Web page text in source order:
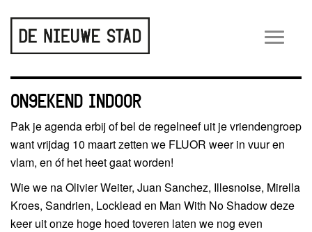
ON9EKEND INDOOR
Pak je agenda erbij of bel de regelneef uit je vriendengroep
want vrijdag 10 maart zetten we FLUOR weer in vuur en
vlam, en óf het heet gaat worden!
Wie we na Olivier Weiter, Juan Sanchez, Illesnoise, Mirella
Kroes, Sandrien, Locklead en Man With No Shadow deze
keer uit onze hoge hoed toveren laten we nog even